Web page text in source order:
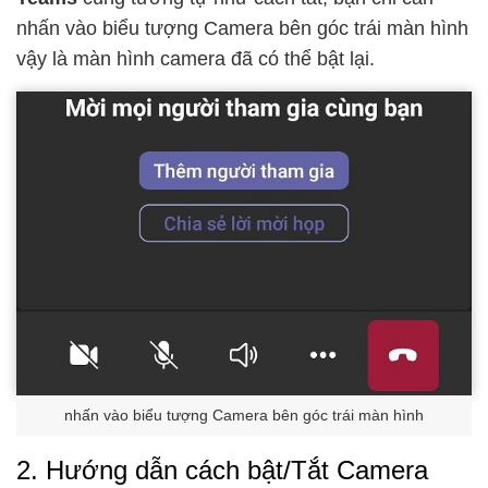
nhấn vào biểu tượng Camera bên góc trái màn hình
vậy là màn hình camera đã có thể bật lại.
nhấn vào biểu tượng Camera bên góc trái màn hình
2. Hướng dẫn cách bật/Tắt Camera